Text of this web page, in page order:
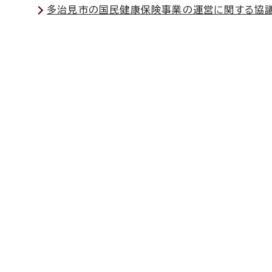
多治見市の国民健康保険事業の運営に関する協